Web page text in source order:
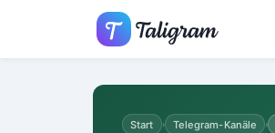
Start › Telegram-Kanäle ›